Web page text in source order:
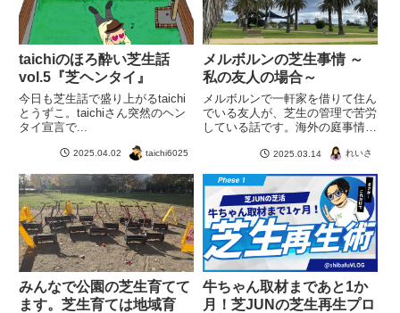
taichiのほろ酔い芝生話
vol.5『芝ヘンタイ』
今日も芝生話で盛り上がるtaichi
とうずこ。taichiさん突然のヘン
タイ宣言で...
2025.04.02 taichi6025
メルボルンの芝生事情 ～
私の友人の場合～
メルボルンで一軒家を借りて住ん
でいる友人が、芝生の管理で苦労
している話です。海外の庭事情が
はセントキルダビーチ。友人撮
2025.03.14 れいさ
みんなで公園の芝生育てて
ます。芝生育ては地域育
牛ちゃん取材まであと1か
月！芝JUNの芝生再生プロ